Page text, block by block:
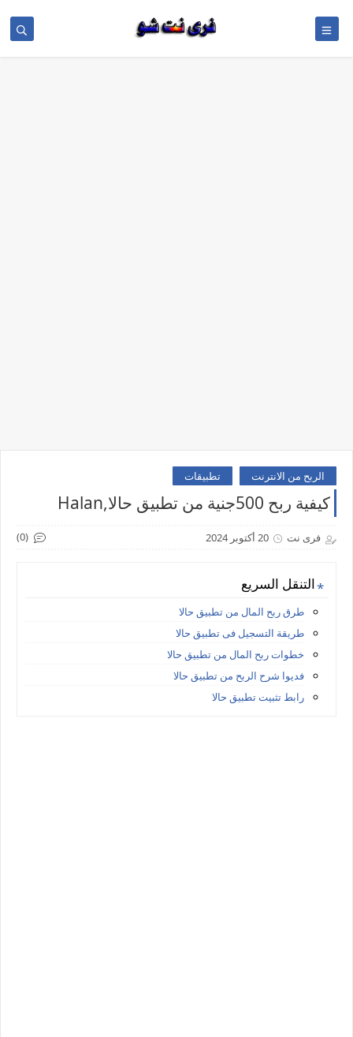
الربح من الانترنت تطبيقات
كيفية ربح 500جنية من تطبيق حالا,Halan
فرى نت 20 أكتوبر 2024 (0)
التنقل السريع
طرق ربح المال من تطبيق حالا
طريقة التسجيل فى تطبيق حالا
خطوات ربح المال من تطبيق حالا
فديوا شرح الربح من تطبيق حالا
رابط تثبيت تطبيق حالا